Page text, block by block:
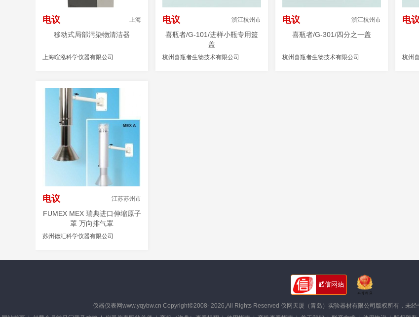
电议 上海
移动式局部污染物清洁器
上海暄泓科学仪器有限公司
电议 浙江杭州市
喜瓶者/G-101/进样小瓶专用篮
盖
杭州喜瓶者生物技术有限公司
电议 浙江杭州市
喜瓶者/G-301/四分之一盖
杭州喜瓶者生物技术有限公司
电议
杭州
电议 江苏苏州市
FUMEX MEX 瑞典进口伸缩原子
罩 万向排气罩
苏州德汇科学仪器有限公司
仪器仪表网www.yqybw.cn Copyright©2008- 2026,All Rights Reserved 仪网天厦（青岛）实验器材有限公司版权所有，未